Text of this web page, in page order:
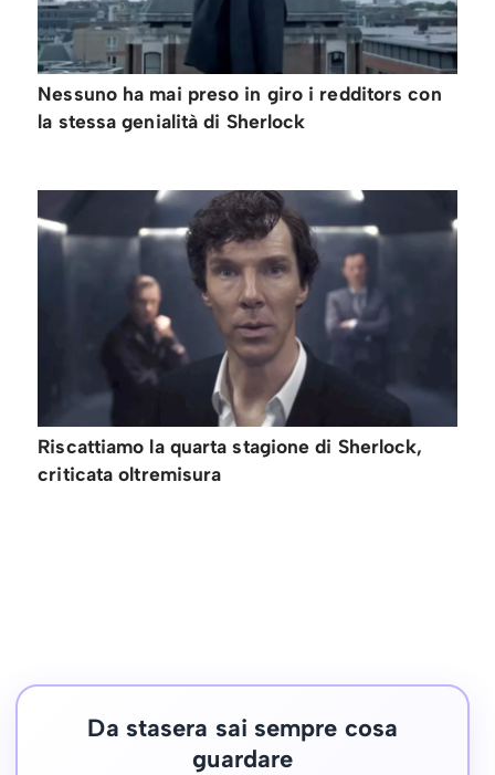
Nessuno ha mai preso in giro i redditors con
la stessa genialità di Sherlock
Riscattiamo la quarta stagione di Sherlock,
criticata oltremisura
Da stasera sai sempre cosa
guardare